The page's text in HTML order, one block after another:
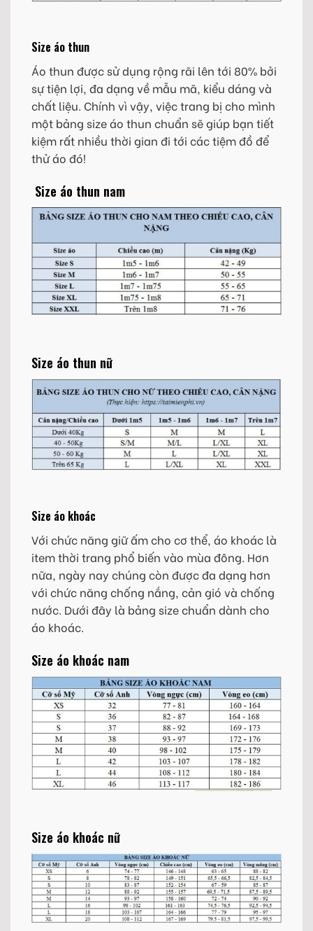
Size áo thun
Áo thun được sử dụng rộng rãi lên tới 80% bởi
sự tiện lợi, đa dạng về mẫu mã, kiểu dáng và
chất liệu. Chính vì vậy, việc trang bị cho mình
một bảng size áo thun chuẩn sẽ giúp bạn tiết
kiệm rất nhiều thời gian đi tới các tiệm đồ để
thử áo đó!
Size áo thun nam
Size áo thun nữ
Size áo khoác
Với chức năng giữ ấm cho cơ thể, áo khoác là
item thời trang phổ biến vào mùa đông. Hơn
nữa, ngày nay chúng còn được đa dạng hơn
với chức năng chống nắng, cản gió và chống
nước. Dưới đây là bảng size chuẩn dành cho
áo khoác.
Size áo khoác nam
Size áo khoác nữ